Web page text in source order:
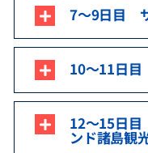
7～9日目
10～11日
12～15日
ンド諸島観